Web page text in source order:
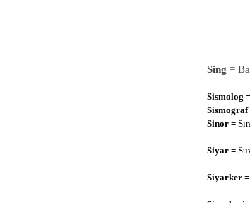
Sing =
Sismolog =
Sismograf
Sinor =
Siyar =
Siyarker =